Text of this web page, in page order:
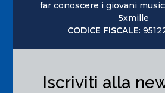
far conoscere i giovani
5xmille
CODICE FISCALE:
Iscriviti alla